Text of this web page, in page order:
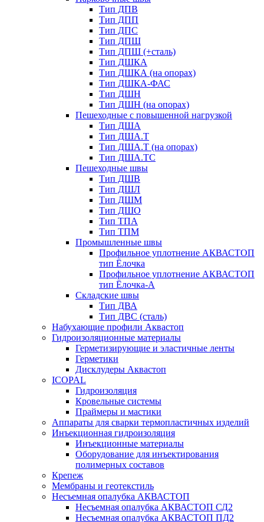
Тип ДПВ
Тип ДПП
Тип ДПС
Тип ДПШ
Тип ДПШ (+сталь)
Тип ДШКА
Тип ДШКА (на опорах)
Тип ДШКА-ФАС
Тип ДШН
Тип ДШН (на опорах)
Пешеходные с повышенной нагрузкой
Тип ДША
Тип ДША.Т
Тип ДША.Т (на опорах)
Тип ДША.ТС
Пешеходные швы
Тип ДШВ
Тип ДШЛ
Тип ДШМ
Тип ДШО
Тип ТПА
Тип ТПМ
Промышленные швы
Профильное уплотнение АКВАСТОП
тип Ёлочка
Профильное уплотнение АКВАСТОП
тип Ёлочка-А
Складские швы
Тип ДВА
Тип ДВС (сталь)
Набухающие профили Аквастоп
Гидроизоляционные материалы
Герметизирующие и эластичные ленты
Герметики
Дисклудеры Аквастоп
ICOPAL
Гидроизоляция
Кровельные системы
Праймеры и мастики
Аппараты для сварки термопластичных изделий
Инъекционная гидроизоляция
Инъекционные материалы
Оборудование для инъектирования
полимерных составов
Крепеж
Мембраны и геотекстиль
Несъемная опалубка АКВАСТОП
Несъемная опалубка АКВАСТОП СД2
Несъемная опалубка АКВАСТОП ПД2